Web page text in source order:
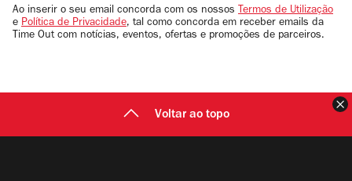
email
Ao inserir o seu email concorda com os nossos Termos de Utilização
e Política de Privacidade, tal como concorda em receber emails da
Time Out com notícias, eventos, ofertas e promoções de parceiros.
Voltar ao topo